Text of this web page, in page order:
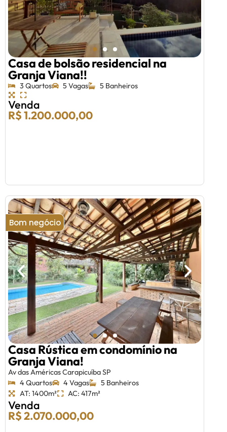
Casa de bolsão residencial na
Granja Viana!!
3 Quartos 5 Vagas 5 Banheiros
Venda
R$ 1.200.000,00
Bom negócio
Casa Rústica em condomínio na
Granja Viana!
Av das Américas Carapicuíba SP
4 Quartos
4 Vagas
5 Banheiros
AT: 1400m²
AC: 417m²
Venda
R$ 2.070.000,00